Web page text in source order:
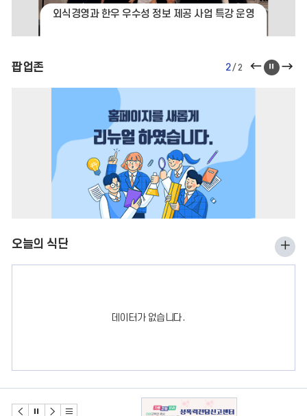
외식경영과 한우 우수성 정보 제공 사업 특강 운영
팝업존 2/2
팝
이
전
팝
팝
오늘의 식단
오
늘
기
데이터가 없습니다.